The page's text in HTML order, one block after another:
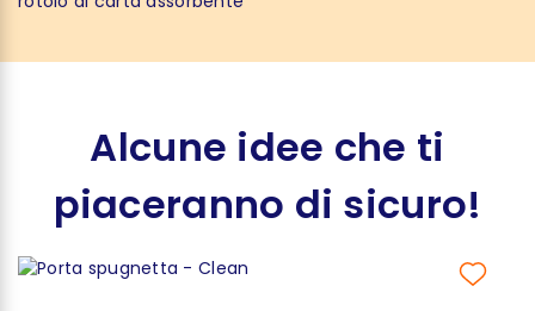
Alcune idee che ti
piaceranno di sicuro!